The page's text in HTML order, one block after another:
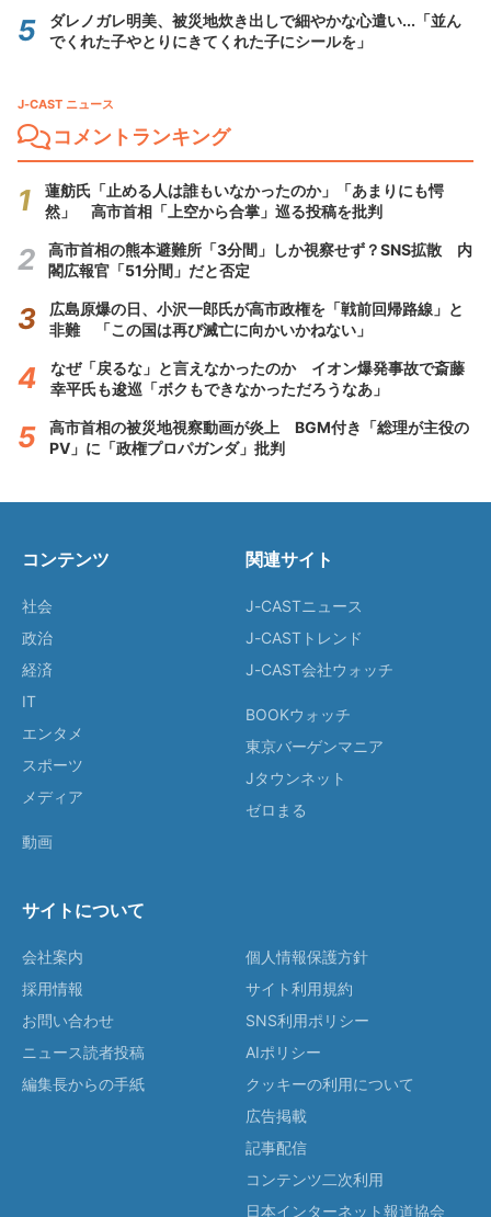
ダレノガレ明美、被災地炊き出しで細やかな心遣い...「並ん
でくれた子やとりにきてくれた子にシールを」
J-CAST ニュース
コメントランキング
蓮舫氏「止める人は誰もいなかったのか」「あまりにも愕
然」 高市首相「上空から合掌」巡る投稿を批判
高市首相の熊本避難所「3分間」しか視察せず？SNS拡散 内
閣広報官「51分間」だと否定
広島原爆の日、小沢一郎氏が高市政権を「戦前回帰路線」と
非難 「この国は再び滅亡に向かいかねない」
なぜ「戻るな」と言えなかったのか イオン爆発事故で斎藤
幸平氏も逡巡「ボクもできなかっただろうなあ」
高市首相の被災地視察動画が炎上 BGM付き「総理が主役の
PV」に「政権プロパガンダ」批判
コンテンツ
社会
政治
経済
IT
エンタメ
スポーツ
メディア
動画
関連サイト
J-CASTニュース
J-CASTトレンド
J-CAST会社ウォッチ
BOOKウォッチ
東京バーゲンマニア
Jタウンネット
ゼロまる
サイトについて
会社案内
採用情報
お問い合わせ
ニュース読者投稿
編集長からの手紙
個人情報保護方針
サイト利用規約
SNS利用ポリシー
AIポリシー
クッキーの利用について
広告掲載
記事配信
コンテンツ二次利用
日本インターネット報道協会